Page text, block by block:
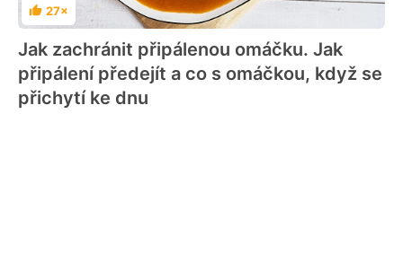
Hodnocení
27×
Jak zachránit připálenou omáčku. Jak
připálení předejít a co s omáčkou, když se
přichytí ke dnu